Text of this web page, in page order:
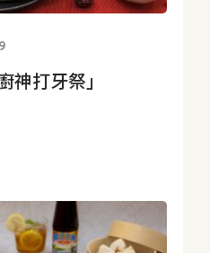
神打牙祭」